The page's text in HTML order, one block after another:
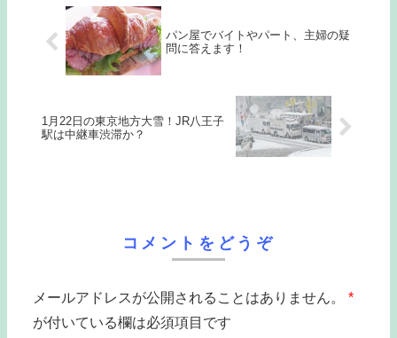
パン屋でバイトやパート、主婦の疑
問に答えます！
1月22日の東京地方大雪！JR八王子
駅は中継車渋滞か？
コメントをどうぞ
メールアドレスが公開されることはありません。
*
が付いている欄は必須項目です